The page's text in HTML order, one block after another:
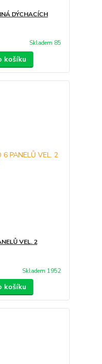
DÝCHACÍCH
Skladem 85
košíku
VEL. 2
Skladem 1952
košíku